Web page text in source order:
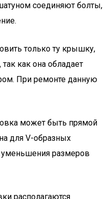
соединяют болты,
только ту крышку,
как она обладает
При ремонте данную
может быть прямой
для V-образных
уменьшения размеров
располагаются